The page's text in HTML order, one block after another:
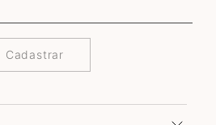
Cadastrar